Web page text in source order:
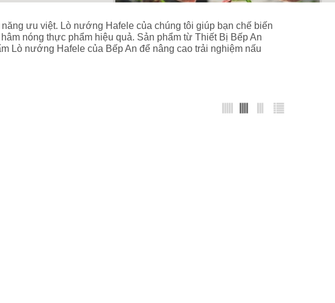
ưu việt. Lò nướng Hafele của chúng tôi giúp bạn chế biến
nóng thực phẩm hiệu quả. Sản phẩm từ Thiết Bị Bếp An
Lò nướng Hafele của Bếp An để nâng cao trải nghiệm nấu